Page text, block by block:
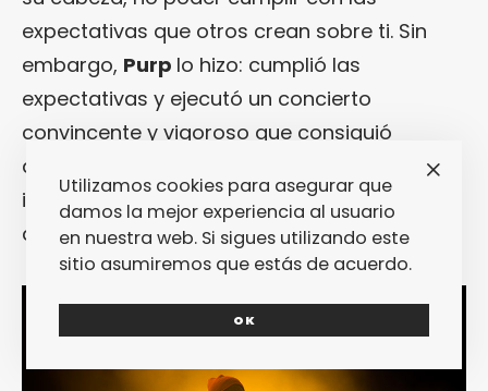
expectativas que otros crean sobre ti. Sin
embargo, Purp lo hizo: cumplió las
expectativas y ejecutó un concierto
convincente y vigoroso que consiguió
despertar de su típica hibernación al público
imperturbable y soso tan característico
del
Primavera Sound.
Utilizamos cookies para asegurar que
damos la mejor experiencia al usuario
en nuestra web. Si sigues utilizando este
sitio asumiremos que estás de acuerdo.
OK